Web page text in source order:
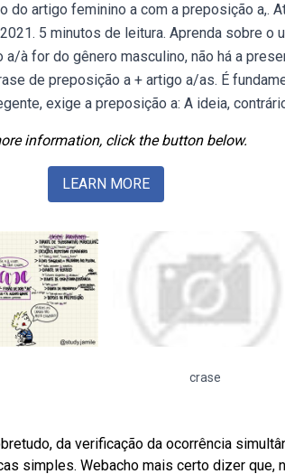
do artigo feminino a com a preposição a,.
5 minutos de leitura. Aprenda sobre o
à for do gênero masculino, não há a
de preposição a + artigo a/as. É
exige a preposição a: A ideia,
information, click the button below.
LEARN MORE
crase
da verificação da ocorrência
simples. Webacho mais certo dizer que,